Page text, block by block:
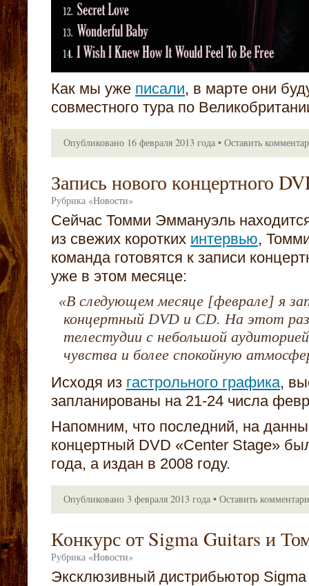
Как мы уже писали, в марте они
совместного тура по
Опубликовано 16 февраля 2013 года • Оставить
Запись нового концертного
Рубрика «Новости»
Сейчас Томми Эммануэль
из свежих коротких интервью,
команда готовятся к записи
уже в этом месяце:
«В следующем месяце [феврале] я
концертный DVD и CD. На этот
телестудии с небольшой
чувства и более спокойную
Исходя из гастрольного графика,
запланированы на 21-24 числа
Напомним, что последний, на
концертный DVD «Center Stage»
года, а издан в 2008 году.
Опубликовано 3 февраля 2013 года • Оставить
Конкурс от Sigma Guitars и
Рубрика «Новости»
Эксклюзивный дистрибьютор Sigma